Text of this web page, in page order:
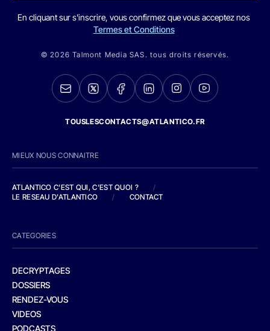
En cliquant sur s'inscrire, vous confirmez que vous acceptez nos
Termes et Conditions
© 2026 Talmont Media SAS. tous droits réservés.
TOUSLESCONTACTS@ATLANTICO.FR
MIEUX NOUS CONNAITRE
ATLANTICO C'EST QUI, C'EST QUOI ?
/
LE RESEAU D'ATLANTICO
/ CONTACT
CATEGORIES
DECRYPTAGES
DOSSIERS
RENDEZ-VOUS
VIDEOS
PODCASTS